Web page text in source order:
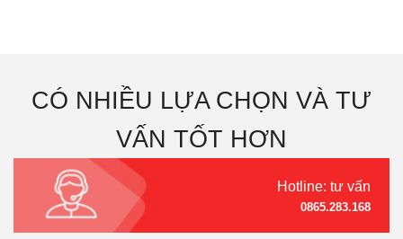
CÓ NHIỀU LỰA CHỌN VÀ TƯ
VẤN TỐT HƠN
Hotline: tư vấn
0865.283.168